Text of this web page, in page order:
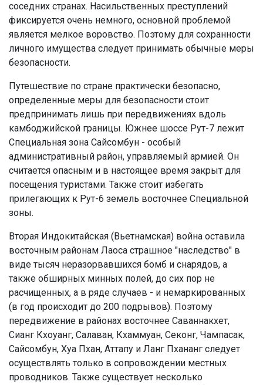
соседних странах. Насильственных преступлений
фиксируется очень немного, основной проблемой
является мелкое воровство. Поэтому для сохранности
личного имущества следует принимать обычные меры
безопасности.
Путешествие по стране практически безопасно,
определенные меры для безопасности стоит
предпринимать лишь при передвижениях вдоль
камбоджийской границы. Южнее шоссе Рут-7 лежит
Специальная зона Сайсомбун - особый
административный район, управляемый армией. Он
считается опасным и в настоящее время закрыт для
посещения туристами. Также стоит избегать
прилегающих к Рут-6 земель восточнее Специальной
зоны.
Вторая Индокитайская (Вьетнамская) война оставила
восточным районам Лаоса страшное "наследство" в
виде тысяч неразорвавшихся бомб и снарядов, а
также обширных минных полей, до сих пор не
расчищенных, а в ряде случаев - и немаркированных
(в год происходит до 200 подрывов). Поэтому
передвижение в районах восточнее Саваннакхет,
Сианг Кхоуанг, Салаван, Кхаммуан, Секонг, Чампасак,
Сайсомбун, Хуа Пхан, Аттапу и Ланг Пхананг следует
осуществлять только в сопровождении местных
проводников. Также существует несколько